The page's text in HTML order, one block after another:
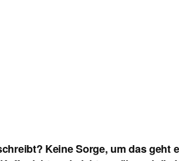
Keine Sorge, um das geht